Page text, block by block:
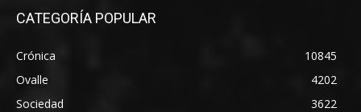
CATEGORÍA POPULAR
Crónica
10845
Ovalle
4202
Sociedad
3622